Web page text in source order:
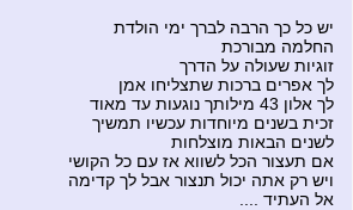
יש כל כך הרבה לברך ימי הולדת
החלמה מבורכת
זוגיות שעולה על הדרך
לך אפרים ברכות שתצליחו אמן
לך אלון 43 מילותך נוגעות עד מאוד
זכית בשנים מיוחדות עכשיו תמשיך
לשנים הבאות מוצלחות
אם תעצור הכל לשווא אז עם כל הקושי
ויש רק אתה יכול תנצור אבל לך קדימה
אל העתיד ....